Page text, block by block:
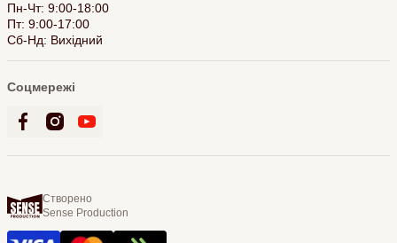
Пн-Чт: 9:00-18:00
Пт: 9:00-17:00
Сб-Нд: Вихідний
Соцмережі
Створено
Sense Production